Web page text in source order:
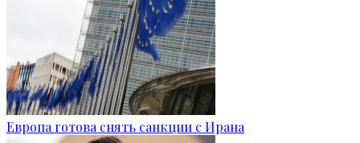
Европа готова снять санкции с Ирана